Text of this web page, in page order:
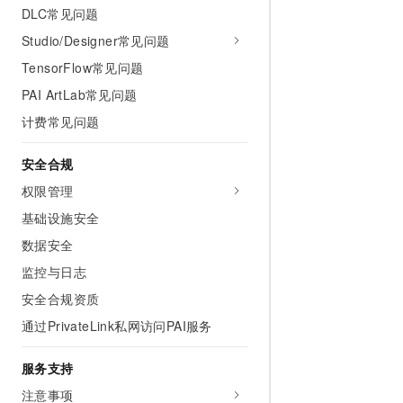
DLC常见问题
Studio/Designer常见问题
TensorFlow常见问题
PAI ArtLab常见问题
计费常见问题
安全合规
权限管理
基础设施安全
数据安全
监控与日志
安全合规资质
通过PrivateLink私网访问PAI服务
服务支持
注意事项